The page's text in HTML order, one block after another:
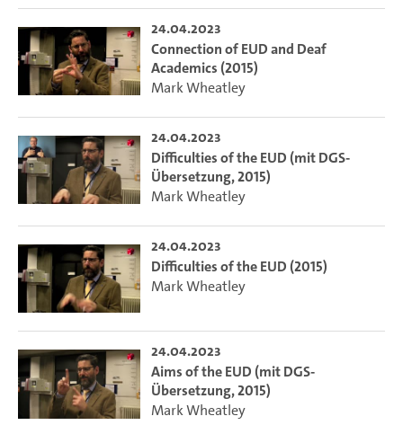
24.04.2023
Connection of EUD and Deaf
Academics (2015)
Mark Wheatley
24.04.2023
Difficulties of the EUD (mit DGS-
Übersetzung, 2015)
Mark Wheatley
24.04.2023
Difficulties of the EUD (2015)
Mark Wheatley
24.04.2023
Aims of the EUD (mit DGS-
Übersetzung, 2015)
Mark Wheatley